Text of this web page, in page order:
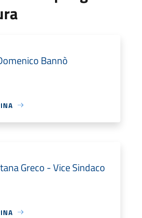
Bannò
Greco - Vice Sindaco